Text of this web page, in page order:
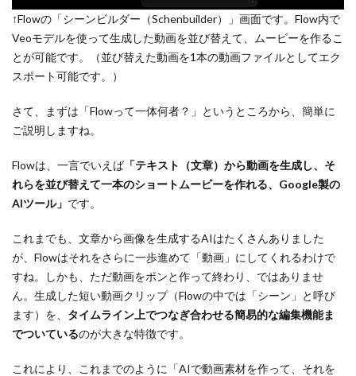
↑Flowの「シーンビルダー（Schenbuilder）」画面です。Flow内で
Veoモデルを使って生成した動画を並び替えて、ムービーを作るこ
とが可能です。（並び替えた動画を1本の動画ファイルとしてエク
スポート可能です。）
さて、まずは「Flowって一体何者？」というところから、簡単に
ご説明しますね。
Flowは、一言でいえば「テキスト（文章）から動画を生成し、そ
れらを並び替えて一本のショートムービーを作れる、Google製の
AIツール」 です。
これまでも、文章から画像を生成するAIはたくさんありました
が、Flowはそれをさらに一歩進めて「動画」にしてくれるわけで
すね。しかも、ただ動画をポンと作って終わり、ではありませ
ん。生成した短い動画クリップ（Flowの中では「シーン」と呼び
ます）を、 タイムライン上でつなぎ合わせる簡易的な編集機能ま
でついているのが大きな特徴です。
これにより、これまでのように「AIで動画素材を作って、それを